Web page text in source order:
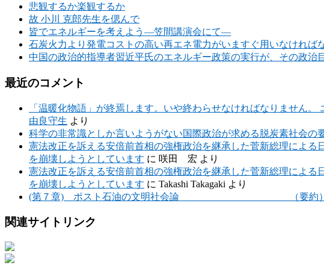
悲観するか楽観するか
故 小川 克郎先生を偲んで
皆でエネルギーを考えよう―笠間講演会にて―
石炭火力より発電コストの高い再エネ電力がいますぐ用いなけれ
中国の政治的指導者習近平氏のエネルギー政策の実行が、その政治
最近のコメント
「温暖化物語」が終焉します。いや終わらせなければなりません
由良守生 より
科学の非常識としか言いようがない国際政治が求める脱炭素社会の
憲法改正を訴える安倍前首相の強権政治を継承した菅新総理によ
を崩壊しようとしています に 咲田 宏 より
憲法改正を訴える安倍前首相の強権政治を継承した菅新総理によ
を崩壊しようとしています に Takashi Takagaki より
(第７章) ポスト石油の文明社会論 （要約）現代石
関連サイトリンク